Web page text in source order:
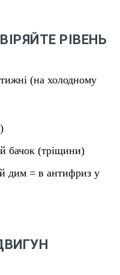
РІВЕНЬ
(на холодному
бачок (тріщини)
дим = в антифриз у